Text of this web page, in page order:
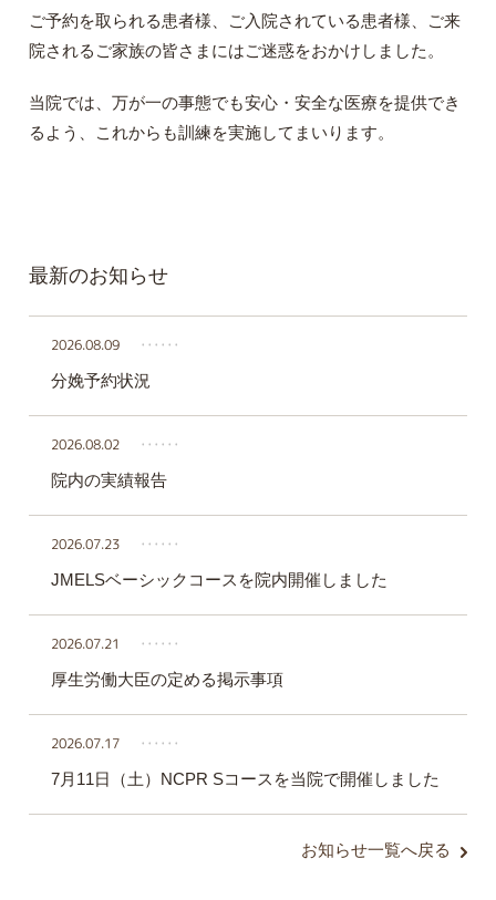
ご予約を取られる患者様、ご入院されている患者様、ご来
院されるご家族の皆さまにはご迷惑をおかけしました。
当院では、万が一の事態でも安心・安全な医療を提供でき
るよう、これからも訓練を実施してまいります。
最新のお知らせ
2026.08.09
‥‥‥
分娩予約状況
2026.08.02
‥‥‥
院内の実績報告
2026.07.23
‥‥‥
JMELSベーシックコースを院内開催しました
2026.07.21
‥‥‥
厚生労働大臣の定める掲示事項
2026.07.17
‥‥‥
7月11日（土）NCPR Sコースを当院で開催しました
お知らせ一覧へ戻る